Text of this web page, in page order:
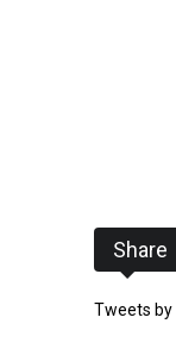
Share
Tweets